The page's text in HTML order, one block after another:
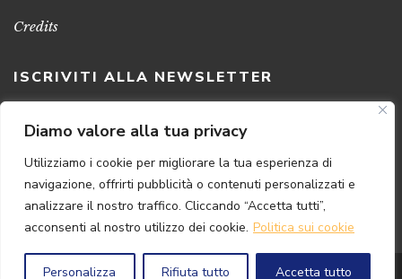
Diamo valore alla tua privacy
Utilizziamo i cookie per migliorare la tua esperienza di
navigazione, offrirti pubblicità o contenuti personalizzati e
analizzare il nostro traffico. Cliccando “Accetta tutti”,
acconsenti al nostro utilizzo dei cookie. Politica sui cookie
Personalizza Rifiuta tutto Accetta tutto
Credits
ISCRIVITI ALLA NEWSLETTER
Clicca sul pulsante per ricevere le nostre ultime novità,
notizie e promozioni
ISCRIVITI ADESSO